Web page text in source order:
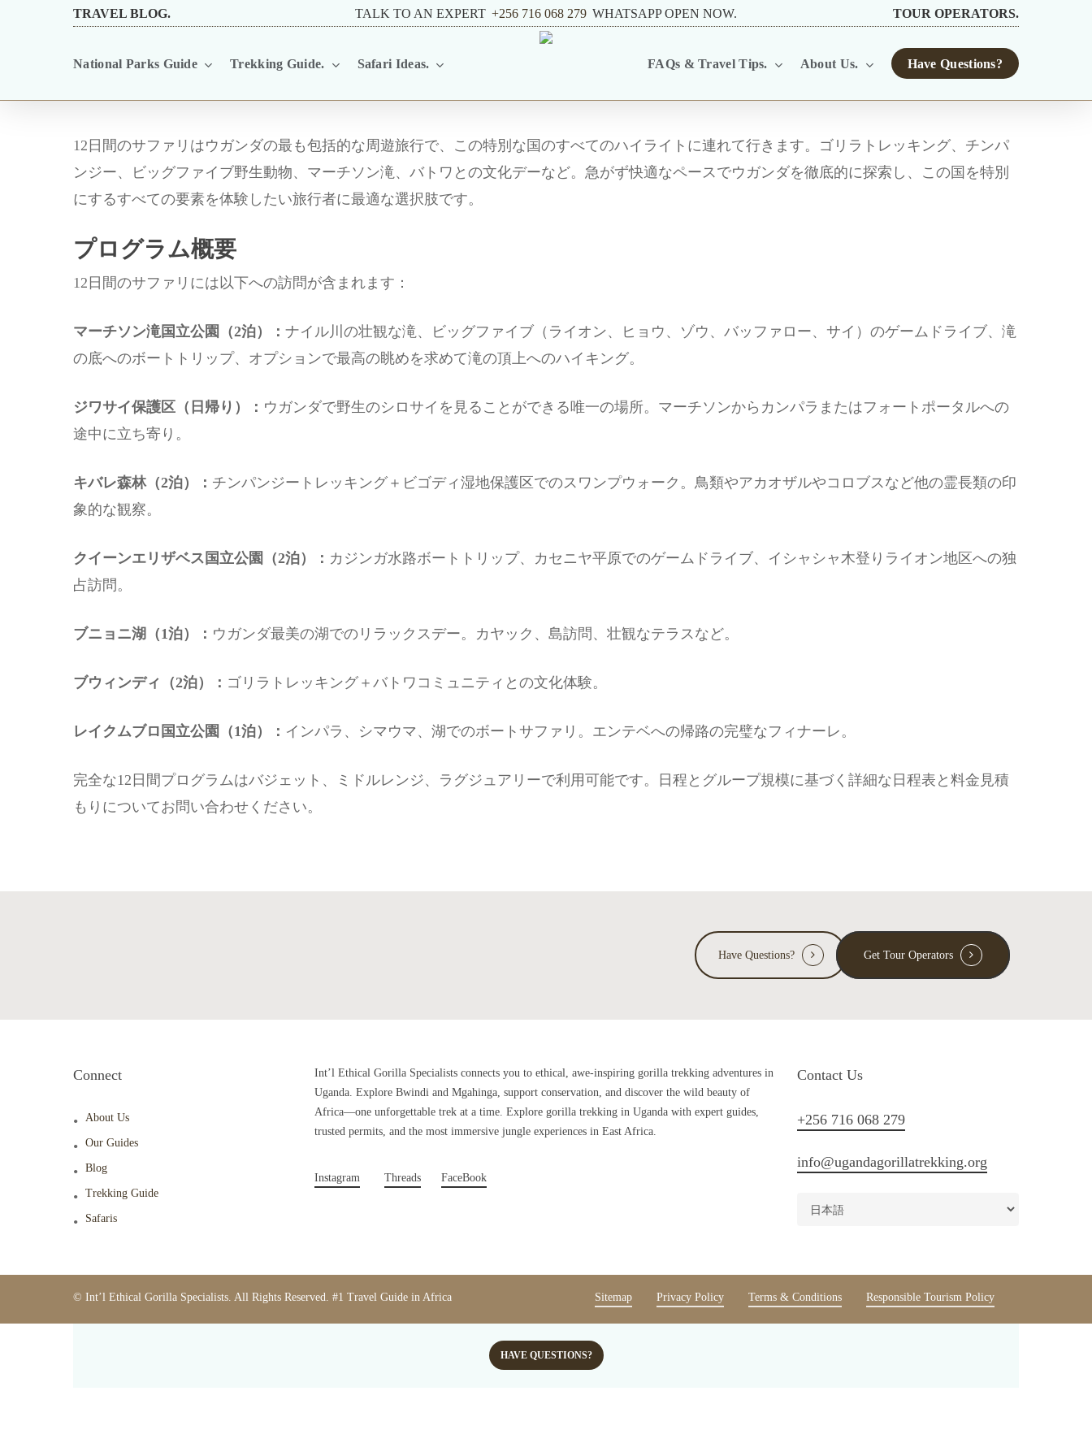
TRAVEL BLOG. TALK TO AN EXPERT +256 716 068 279 WHATSAPP OPEN NOW. TOUR OPERATORS.
National Parks Guide Trekking Guide. Safari Ideas. FAQs & Travel Tips. About Us. Have Questions?
12日間のサファリはウガンダの最も包括的な周遊旅行で、この特別な国のすべてのハイライトに連れて行きます。ゴリラトレッキング、チンパ
ンジー、ビッグファイブ野生動物、マーチソン滝、バトワとの文化デーなど。急がず快適なペースでウガンダを徹底的に探索し、この国を特別
にするすべての要素を体験したい旅行者に最適な選択肢です。
プログラム概要
12日間のサファリには以下への訪問が含まれます：
マーチソン滝国立公園（2泊）： ナイル川の壮観な滝、ビッグファイブ（ライオン、ヒョウ、ゾウ、バッファロー、サイ）のゲームドライブ、滝
の底へのボートトリップ、オプションで最高の眺めを求めて滝の頂上へのハイキング。
ジワサイ保護区（日帰り）： ウガンダで野生のシロサイを見ることができる唯一の場所。マーチソンからカンパラまたはフォートポータルへの
途中に立ち寄り。
キバレ森林（2泊）： チンパンジートレッキング＋ビゴディ湿地保護区でのスワンプウォーク。鳥類やアカオザルやコロブスなど他の霊長類の印
象的な観察。
クイーンエリザベス国立公園（2泊）： カジンガ水路ボートトリップ、カセニヤ平原でのゲームドライブ、イシャシャ木登りライオン地区への独
占訪問。
ブニョニ湖（1泊）： ウガンダ最美の湖でのリラックスデー。カヤック、島訪問、壮観なテラスなど。
ブウィンディ（2泊）： ゴリラトレッキング＋バトワコミュニティとの文化体験。
レイクムブロ国立公園（1泊）： インパラ、シマウマ、湖でのボートサファリ。エンテベへの帰路の完璧なフィナーレ。
完全な12日間プログラムはバジェット、ミドルレンジ、ラグジュアリーで利用可能です。日程とグループ規模に基づく詳細な日程表と料金見積
もりについてお問い合わせください。
Have Questions? Get Tour Operators
Connect
About Us
Our Guides
Blog
Trekking Guide
Safaris
Int’l Ethical Gorilla Specialists connects you to ethical, awe-inspiring gorilla trekking adventures in
Uganda. Explore Bwindi and Mgahinga, support conservation, and discover the wild beauty of
Africa—one unforgettable trek at a time. Explore gorilla trekking in Uganda with expert guides,
trusted permits, and the most immersive jungle experiences in East Africa.
Instagram Threads FaceBook
Contact Us
+256 716 068 279
info@ugandagorillatrekking.org
© Int’l Ethical Gorilla Specialists. All Rights Reserved. #1 Travel Guide in Africa Sitemap Privacy Policy Terms & Conditions Responsible Tourism Policy
HAVE QUESTIONS?